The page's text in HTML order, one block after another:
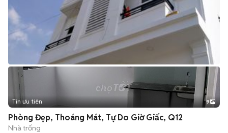
+2
Tin ưu tiên 9
Phòng Đẹp, Thoáng Mát, Tự Do Giờ Giấc, Q12
Nhà trống